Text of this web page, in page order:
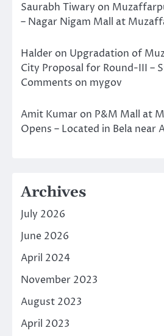
Saurabh Tiwary on
– Nagar Nigam Mall at
Halder on Upgradation of
City Proposal for Round-III –
Comments on mygov
Amit Kumar on P&M Mall at
Opens – Located in Bela near
Archives
July 2026
June 2026
April 2024
November 2023
August 2023
April 2023